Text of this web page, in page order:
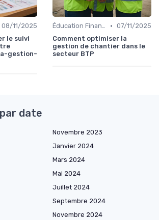
08/11/2025
le suivi
gestion-
Éducation Financière • 07/11/2025
Comment optimiser la
gestion de chantier dans le
secteur BTP
date
Novembre 2023
Janvier 2024
Mars 2024
Mai 2024
Juillet 2024
Septembre 2024
Novembre 2024